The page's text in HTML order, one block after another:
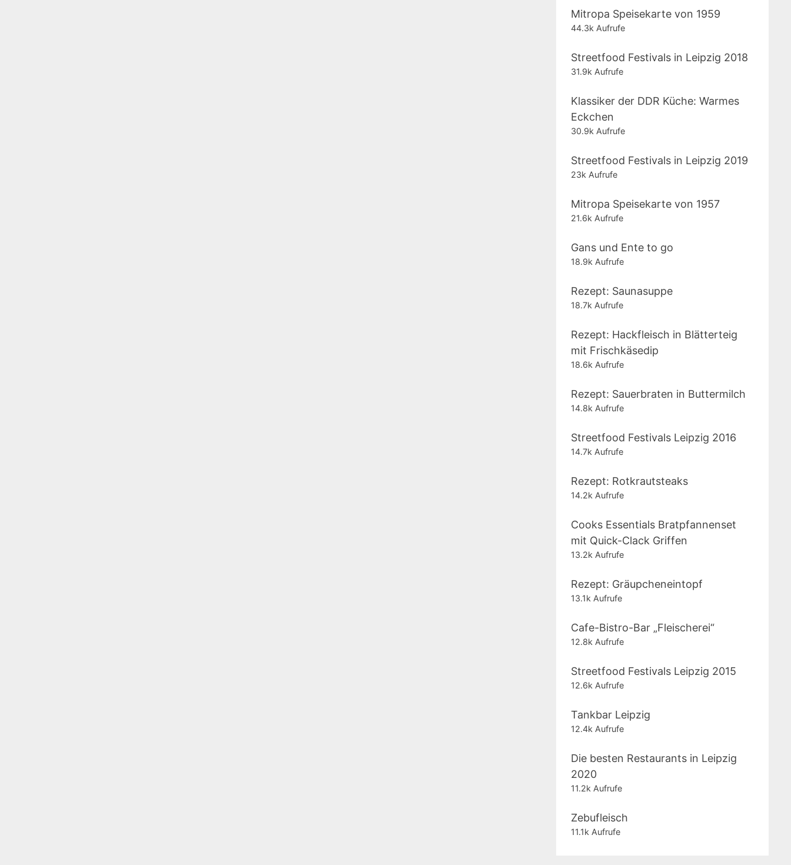
Mitropa Speisekarte von 1959
44.3k Aufrufe
Streetfood Festivals in Leipzig 2018
31.9k Aufrufe
Klassiker der DDR Küche: Warmes
Eckchen
30.9k Aufrufe
Streetfood Festivals in Leipzig 2019
23k Aufrufe
Mitropa Speisekarte von 1957
21.6k Aufrufe
Gans und Ente to go
18.9k Aufrufe
Rezept: Saunasuppe
18.7k Aufrufe
Rezept: Hackfleisch in Blätterteig
mit Frischkäsedip
18.6k Aufrufe
Rezept: Sauerbraten in Buttermilch
14.8k Aufrufe
Streetfood Festivals Leipzig 2016
14.7k Aufrufe
Rezept: Rotkrautsteaks
14.2k Aufrufe
Cooks Essentials Bratpfannenset
mit Quick-Clack Griffen
13.2k Aufrufe
Rezept: Gräupcheneintopf
13.1k Aufrufe
Cafe-Bistro-Bar „Fleischerei“
12.8k Aufrufe
Streetfood Festivals Leipzig 2015
12.6k Aufrufe
Tankbar Leipzig
12.4k Aufrufe
Die besten Restaurants in Leipzig
2020
11.2k Aufrufe
Zebufleisch
11.1k Aufrufe